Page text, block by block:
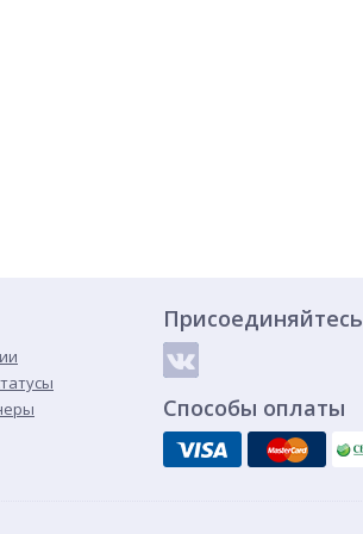
Присоединяйтесь
Способы оплаты